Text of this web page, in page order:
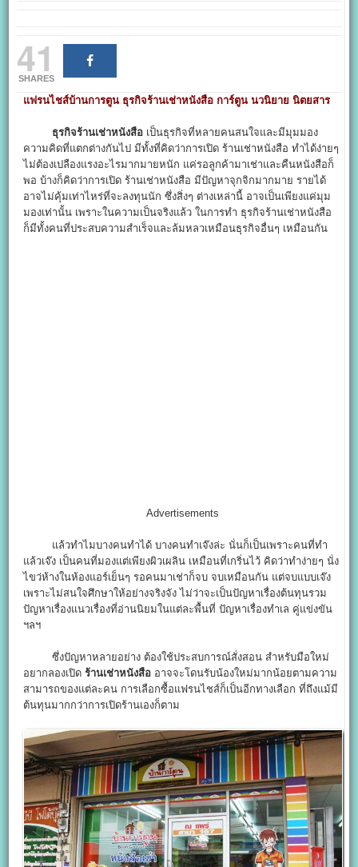
41
SHARES
แฟรนไชส์บ้านการตูน ธุรกิจร้านเช่าหนังสือ การ์ตูน นวนิยาย นิตยสาร
ธุรกิจร้านเช่าหนังสือ เป็นธุรกิจที่หลายคนสนใจและมีมุมมอง
ความคิดที่แตกต่างกันไป มีทั้งที่คิดว่าการเปิด ร้านเช่าหนังสือ ทำได้ง่ายๆ
ไม่ต้องเปลืองแรงอะไรมากมายหนัก แค่รอลูกค้ามาเช่าและคืนหนังสือก็
พอ บ้างก็คิดว่าการเปิด ร้านเช่าหนังสือ มีปัญหาจุกจิกมากมาย รายได้
อาจไม่คุ้มเท่าไหร่ที่จะลงทุนนัก ซึ่งสิ่งๆ ต่างเหล่านี้ อาจเป็นเพียงแค่มุม
มองเท่านั้น เพราะในความเป็นจริงแล้ว ในการทำ ธุรกิจร้านเช่าหนังสือ
ก็มีทั้งคนที่ประสบความสำเร็จและล้มหลวเหมือนธุรกิจอื่นๆ เหมือนกัน
Advertisements
แล้วทำไมบางคนทำได้ บางคนทำเจ๊งล่ะ นั่นก็เป็นเพราะคนที่ทำ
แล้วเจ๊ง เป็นคนที่มองแต่เพียงผิวเผลิน เหมือนที่เกริ่นไว้ คิดว่าทำง่ายๆ นั่ง
ไขว่ห้างในห้องแอร์เย็นๆ รอคนมาเช่าก็จบ จบเหมือนกัน แต่จบแบบเจ๊ง
เพราะไม่สนใจศึกษาให้อย่างจริงจัง ไม่ว่าจะเป็นปัญหาเรื่องต้นทุนรวม
ปัญหาเรื่องแนวเรื่องที่อ่านนิยมในแต่ละพื้นที่ ปัญหาเรื่องทำเล คู่แข่งขัน
ฯลฯ
ซึ่งปัญหาหลายอย่าง ต้องใช้ประสบการณ์สั่งสอน สำหรับมือใหม่
อยากลองเปิดร้านเช่าหนังสือ อาจจะโดนรับน้องใหม่มากน้อยตามความ
สามารถของแต่ละคน การเลือกซื้อแฟรนไชส์ก็เป็นอีกทางเลือก ที่ถึงแม้มี
ต้นทุนมากกว่าการเปิดร้านเองก็ตาม